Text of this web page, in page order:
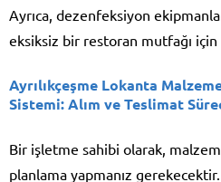
Ayrıca, dezenfeksiyon
eksiksiz bir restoran mutfağı
Ayrılıkçeşme Lokanta
Sistemi: Alım ve Teslimat
Bir işletme sahibi olarak,
planlama yapmanız gerekecektir.